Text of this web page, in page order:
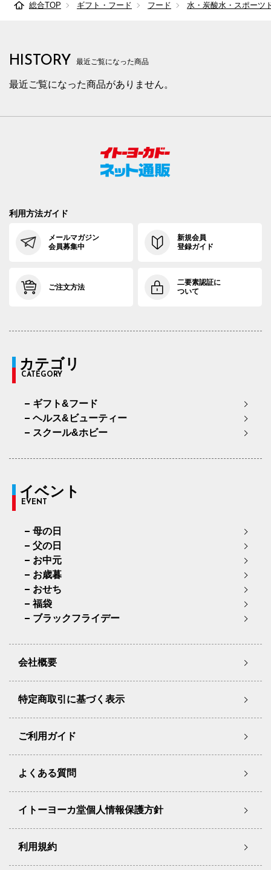
総合TOP ギフト・フード フード 水・炭酸水・スポーツ
HISTORY 最近ご覧になった商品
最近ご覧になった商品がありません。
利用方法ガイド
メールマガジン
会員募集中
新規会員
登録ガイド
ご注文方法
二要素認証に
ついて
カテゴリ
CATEGORY
ギフト&フード
ヘルス&ビューティー
スクール&ホビー
イベント
EVENT
母の日
父の日
お中元
お歳暮
おせち
福袋
ブラックフライデー
会社概要
特定商取引に基づく表示
ご利用ガイド
よくある質問
イトーヨーカ堂個人情報保護方針
利用規約